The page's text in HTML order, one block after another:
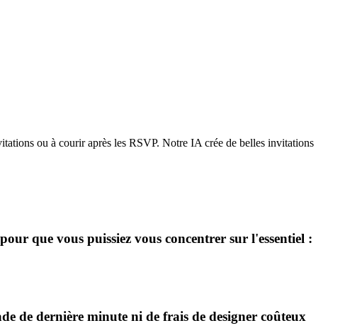
ou à courir après les RSVP. Notre IA crée de belles invitations
que vous puissiez vous concentrer sur l'essentiel :
de dernière minute ni de frais de designer coûteux